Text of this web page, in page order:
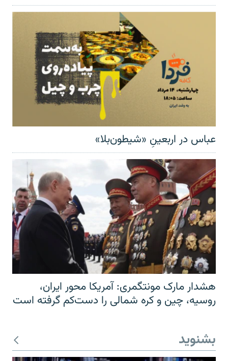
عباس در اربعینِ «شیطون‌بلا»
هشدار مارک مونتگمری: آمریکا محور ایران،
روسیه، چین و کره شمالی را دست‌کم گرفته است
بشنوید